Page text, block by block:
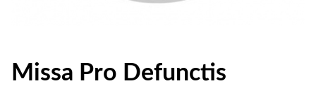
Missa Pro Defunctis